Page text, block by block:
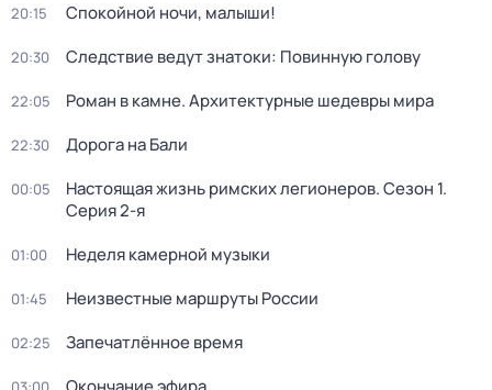
20:15 Спокойной ночи, малыши!
20:30 Следствие ведут знатоки: Повинную голову
22:05 Роман в камне. Архитектурные шедевры мира
22:30 Дорога на Бали
00:05 Настоящая жизнь римских легионеров. Сезон 1.
Серия 2-я
01:00 Неделя камерной музыки
01:45 Неизвестные маршруты России
02:25 Запечатлённое время